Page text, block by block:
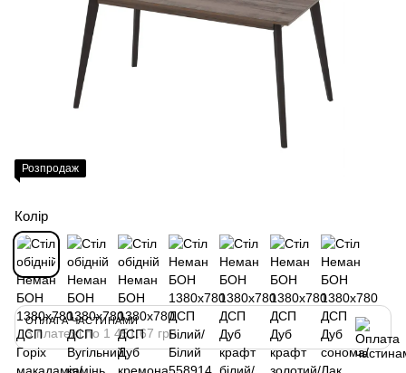
Розпродаж
Колір
ОПЛАТА ЧАСТИНАМИ
3 платежі по 1 451.67 грн